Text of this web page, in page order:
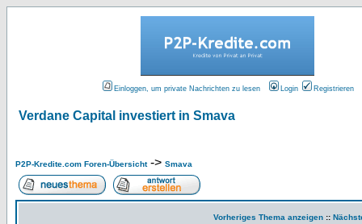
Einloggen, um private Nachrichten zu lesen Login Registrieren
Verdane Capital investiert in Smava
P2P-Kredite.com Foren-Übersicht-> Smava
Vorheriges Thema anzeigen ::